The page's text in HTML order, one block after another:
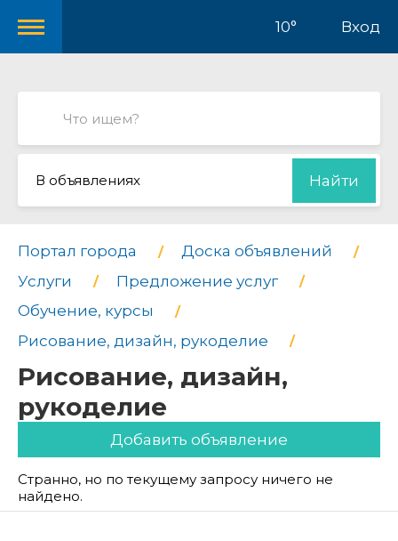
10° Вход
В объявлениях Найти
Портал города
Доска объявлений
Услуги
Предложение услуг
Обучение, курсы
Рисование, дизайн, рукоделие
Рисование, дизайн,
рукоделие
Добавить объявление
Странно, но по текущему запросу ничего не
найдено.